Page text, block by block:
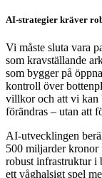
AI-strategier kräver
Vi måste sluta vara
som kravställande
som bygger på
kontroll över
villkor och att vi kan
förändras – utan att
AI-utvecklingen
500 miljarder kronor
robust infrastruktur i
ett våghalsigt spel